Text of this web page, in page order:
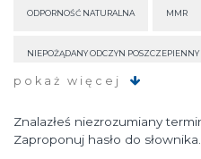
ODPORNOŚĆ NATURALNA MMR
NIEPOŻĄDANY ODCZYN POSZCZEPIENNY
ERADYKACJA CHOROBY CHOROBA
pokaż więcej
Znalazłeś niezrozumiany
Zaproponuj hasło do słownika.